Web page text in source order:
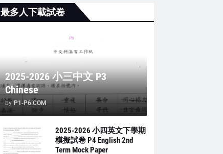
最多人下載試卷
2025-2026 小三中文 P3
Chinese
by P1-P6.COM
2025-2026 小四英文下學期
模擬試卷 P4 English 2nd
Term Mock Paper